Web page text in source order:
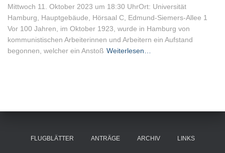
Mittwoch 11. Oktober 2023 um 18:30 UhrOrt: Universität
Hamburg, Hauptgebäude, Hörsaal C, Edmund-Siemers-Allee 1
Vor 100 Jahren, im Oktober 1923, wurde in Hamburg von
kommunistischen Arbeiterinnen und Arbeitern ein Aufstand
begonnen, welcher ein Anstoß Weiterlesen…
FLUGBLÄTTER ANTRÄGE ARCHIV LINKS